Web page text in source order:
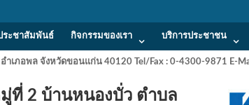
ระชาสัมพันธ์ กิจกรรมของเรา บริการประชาชน
ำเภอพล จังหวัดขอนแก่น 40120 Tel/Fax : 0-4300-9871 E-
ที่ 2 บ้านหนองบั่ว ตำบล